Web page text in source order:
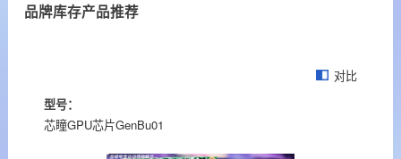
品牌库存产品推荐
型号：
芯瞳GPU芯片GenBu01
对比